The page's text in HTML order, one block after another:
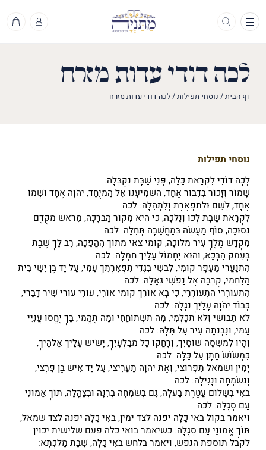
תפריט
לכה דודי עדות מזרח
דף הבית/ נוסחי תפילות/לכה דודי עדות מזרח
נוסחי תפילות
לְכָה דוֹדִי לִקְרַאת כַּלָּה, פְּנֵי שַׁבָּת נְקַבְּלָה:
שָׁמוֹר וְזָכוֹר בְּדִבּוּר אֶחָד, הִשְׁמִיעָנוּ אֵל הַמְּיֻחָד, יְהֹוָה אֶחָד וּשְׁמוֹ
אֶחָד, לְשֵׁם וּלְתִפְאֶרֶת וְלִתְהִלָּה: לכה
לִקְרַאת שַׁבָּת לְכוּ וְנֵלְכָה, כִּי הִיא מְקוֹר הַבְּרָכָה, מֵרֹאשׁ מִקֶּדֶם
נְסוּכָה, סוֹף מַעֲשֶׂה בְּמַחֲשָׁבָה תְּחִלָּה: לכה
מִקְדַּשׁ מֶלֶךְ עִיר מְלוּכָה, קוּמִי צְאִי מִתּוֹךְ הַהֲפֵכָה, רַב לָךְ שֶׁבֶת
בְּעֵמֶק הַבָּכָא, וְהוּא יַחְמוֹל עָלַיִךְ חֶמְלָה: לכה
הִתְנַעֲרִי מֵעָפָר קוּמִי, לִבְשִׁי בִּגְדֵי תִפְאַרְתֵּךְ עַמִּי, עַל יַד בֶּן יִשַּׁי בֵּית
הַלַּחְמִי, קָרְבָה אֶל נַפְשִׁי גְּאָלָהּ: לכה
הִתְעוֹרְרִי הִתְעוֹרְרִי, כִּי בָא אוֹרֵךְ קוּמִי אוֹרִי, עוּרִי עוּרִי שִׁיר דַּבֵּרִי,
כְּבוֹד יְהֹוָה עָלַיִךְ נִגְלָה: לכה
לֹא תֵבוֹשִׁי וְלֹא תִכָּלְמִי, מַה תִּשְׁתּוֹחֲחִי וּמַה תֶּהֱמִי, בָּךְ יֶחֱסוּ עֲנִיֵּי
עַמִּי, וְנִבְנְתָה עִיר עַל תִּלָּהּ: לכה
וְהָיוּ לִמְשִׁסָּה שׁוֹסַיִךְ, וְרָחֲקוּ כָּל מְבַלְּעָיִךְ, יָשִׂישׂ עָלַיִךְ אֱלֹהָיִךְ,
כִּמְשׂוֹשׂ חָתָן עַל כַּלָּה: לכה
יָמִין וּשְׂמֹאל תִּפְרוֹצִי, וְאֶת יְהֹוָה תַּעֲרִיצִי, עַל יַד אִישׁ בֶּן פַּרְצִי,
וְנִשְׂמְחָה וְנָגִילָה: לכה
בֹּאִי בְשָׁלוֹם עֲטֶרֶת בַּעְלָהּ, גַּם בְּשִׂמְחָה בְּרִנָּה וּבְצָהֳלָה, תּוֹךְ אֱמוּנֵי
עַם סְגֻלָּה: לכה
ויאמר בקול בֹּאִי כַלָּה יפנה לצד ימין, בֹּאִי כַלָּה יפנה לצד שמאל,
תּוֹךְ אֱמוּנֵי עַם סְגֻלָּה: כשיאמר בואי כלה פעם שלישית יכוין
לקבל תוספת הנפש, ויאמר בלחש בֹּאִי כַלָּה, שַׁבָּת מַלְכְּתָא: